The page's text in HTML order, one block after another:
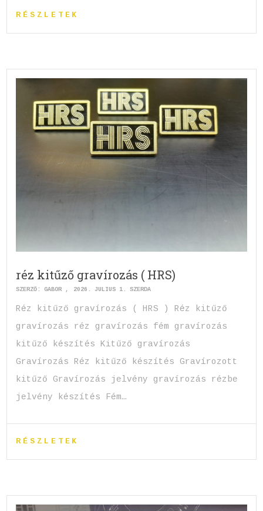
RÉSZLETEK
réz kitűző gravírozás ( HRS)
SZERZŐ:GABOR 2026. JÚLIUS 1. SZERDA
Réz kitűző gravírozás ( HRS ) Réz kitűző
gravírozás réz gravírozás fém gravírozás
kitűző készítés Kitűző gravírozás
Gravírozás Réz kitűző készítés Gravírozott
kitűző Gravírozás jelvény gravírozás rézbe
jelvény készítés Fém…
RÉSZLETEK